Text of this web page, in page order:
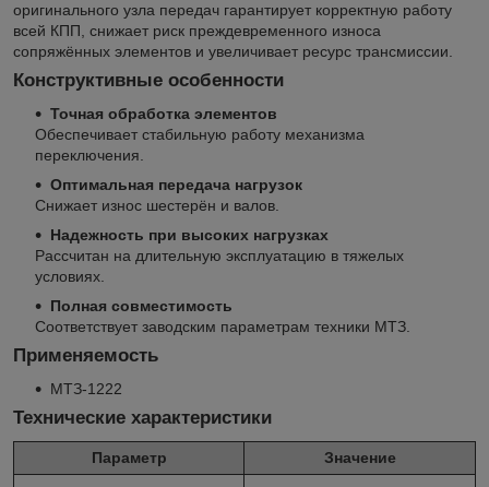
оригинального узла передач гарантирует корректную работу
всей КПП, снижает риск преждевременного износа
сопряжённых элементов и увеличивает ресурс трансмиссии.
Конструктивные особенности
Точная обработка элементов
Обеспечивает стабильную работу механизма
переключения.
Оптимальная передача нагрузок
Снижает износ шестерён и валов.
Надежность при высоких нагрузках
Рассчитан на длительную эксплуатацию в тяжелых
условиях.
Полная совместимость
Соответствует заводским параметрам техники МТЗ.
Применяемость
МТЗ-1222
Технические характеристики
Параметр Значение